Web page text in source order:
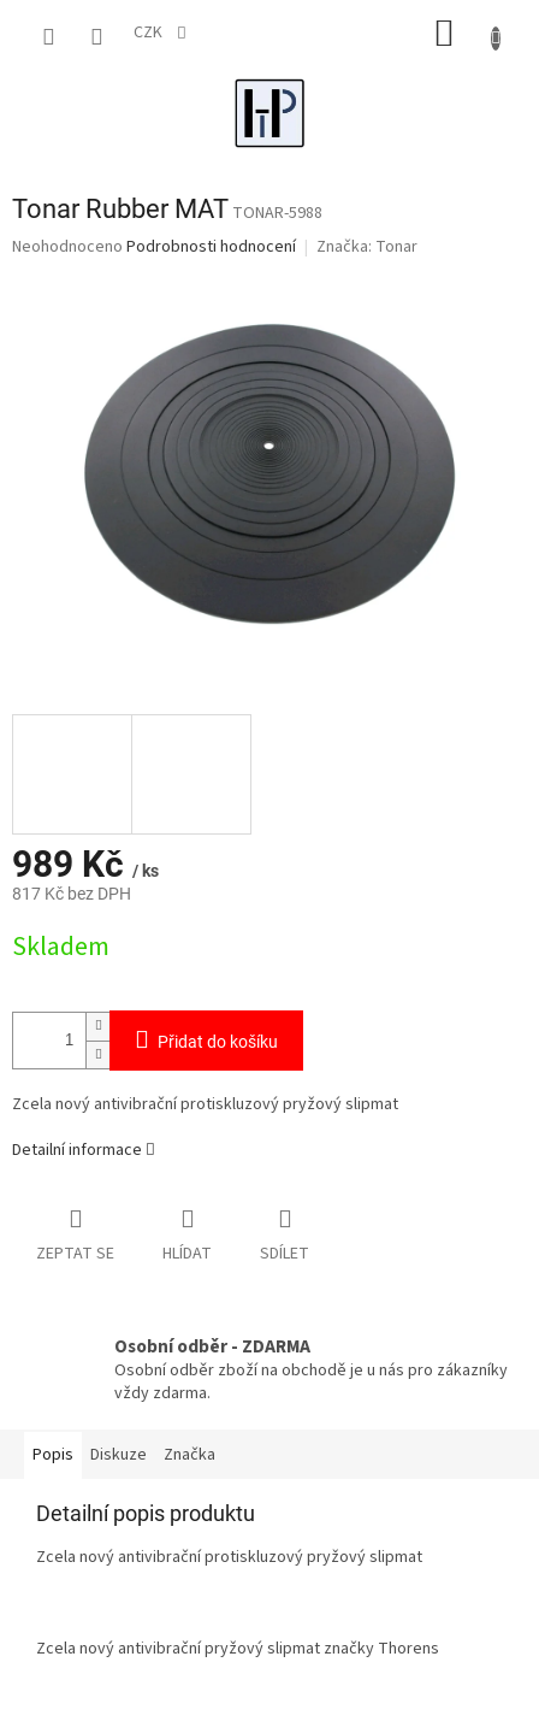
CZK
Tonar Rubber MAT TONAR-5988
Průměrné
Neohodnoceno Podrobnosti hodnocení Značka: Tonar
989 Kč / ks
817 Kč bez DPH
cena:
Skladem
Přidat do košíku
Zcela nový antivibrační protiskluzový pryžový slipmat
Detailní informace
ZEPTAT SE HLÍDAT SDÍLET
Osobní odběr - ZDARMA
Osobní odběr zboží na obchodě je u nás pro zákazníky
vždy zdarma.
Popis Diskuze Značka
Detailní popis produktu
Zcela nový antivibrační protiskluzový pryžový slipmat
Zcela nový antivibrační pryžový slipmat značky Thorens